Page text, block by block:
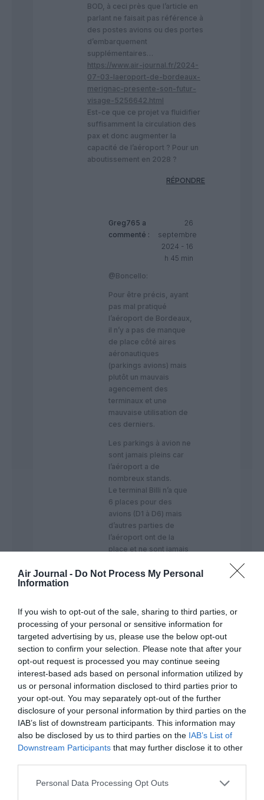
Air Journal - Do Not Process My Personal
Information
If you wish to opt-out of the sale, sharing to third parties, or
processing of your personal or sensitive information for
targeted advertising by us, please use the below opt-out
section to confirm your selection. Please note that after your
opt-out request is processed you may continue seeing
interest-based ads based on personal information utilized by
us or personal information disclosed to third parties prior to
your opt-out. You may separately opt-out of the further
disclosure of your personal information by third parties on the
IAB’s list of downstream participants. This information may
also be disclosed by us to third parties on the IAB’s List of
Downstream Participants that may further disclose it to other
Personal Data Processing Opt Outs
BOD, à ceci près que l’article en
parlant ne faisait pas référence à
des postes avions ou des portes
d’embarquement
supplémentaires…
https://www.air-journal.fr/2024-
07-03-laeroport-de-bordeaux-
merignac-presente-son-futur-
visage-5256642.html
Est-ce que ce projet va fluidifier
suffisamment la circulation des
pax et donc augmenter la
capacité de l’aéroport ? Pour un
aboutissement en 2028 ?
RÉPONDRE
Greg765 a
commenté :
26
septembre
2024 - 16
h 45 min
@Boncello:
Pour être précis, ayant
pas mal pratiqué
l’aéroport de Bordeaux,
il n’y a pas de manque
de place côté aires
aéronautiques
(parkings avions) mais
plutôt un mauvais
agencement des
terminaux et une
mauvaise utilisation de
ces derniers.
Les parkings à avion ne
sont jamais pleins car
l’aéroport a de
nombreux stands.
Le terminal Billi n’a que
6 places pour des
avions (D1 à D6) mais
d’autres parties de
l’aéroport ont de la
place et ne sont jamais
parkings A, B et Y.
assigné au terminal Billi.
Limitant de facto le
nombre de place pour
des low cost à 6. Choix
discutable quand on sait
que:
– environ 70% du trafic
a BOD est Low cost
(easyJet, Ryanair,
Volotea*, Vueling,
Transavia…)
*Ils ne se définissent
pratique ça reste une
low cost.